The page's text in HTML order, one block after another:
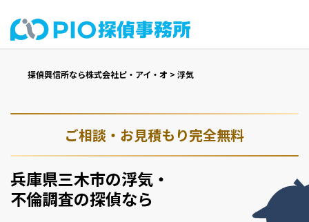
探偵興信所なら株式会社ピ・アイ・オ > 浮気
ご相談・お見積もり完全無料
兵庫県三木市の浮気・
不倫調査の探偵なら